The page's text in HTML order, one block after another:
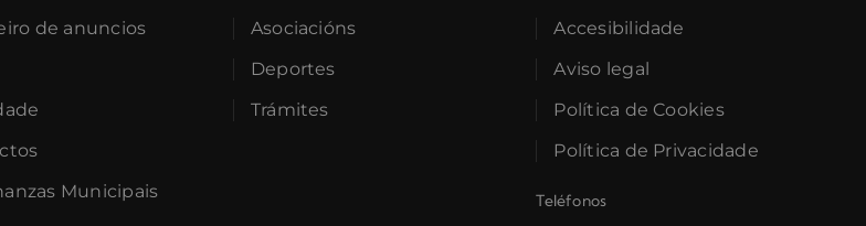
de anuncios
Municipais
Asociacións
Deportes
Trámites
Accesibilidade
Aviso legal
Política de Cookies
Política de Privacidade
Teléfonos